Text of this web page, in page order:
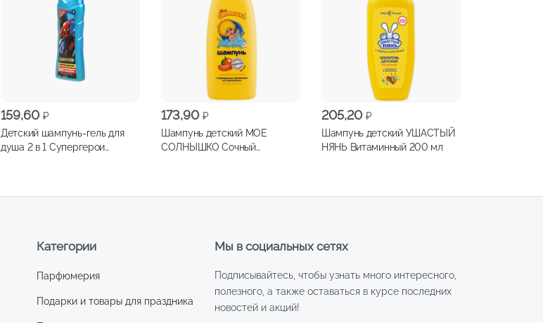
159,60 ₽
Детский шампунь-гель для
душа 2 в 1 Супергерои
173,90 ₽
Шампунь детский МОЕ
СОЛНЫШКО Сочный
205,20 ₽
Шампунь детский УШАСТЫЙ
НЯНЬ Витаминный 200 мл
Мы в социальных сетях
Подписывайтесь, чтобы узнать много интересного,
полезного, а также оставаться в курсе последних
новостей и акций!
Категории
Парфюмерия
Подарки и товары для праздника